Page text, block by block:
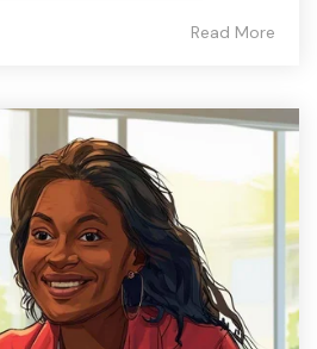
Read More